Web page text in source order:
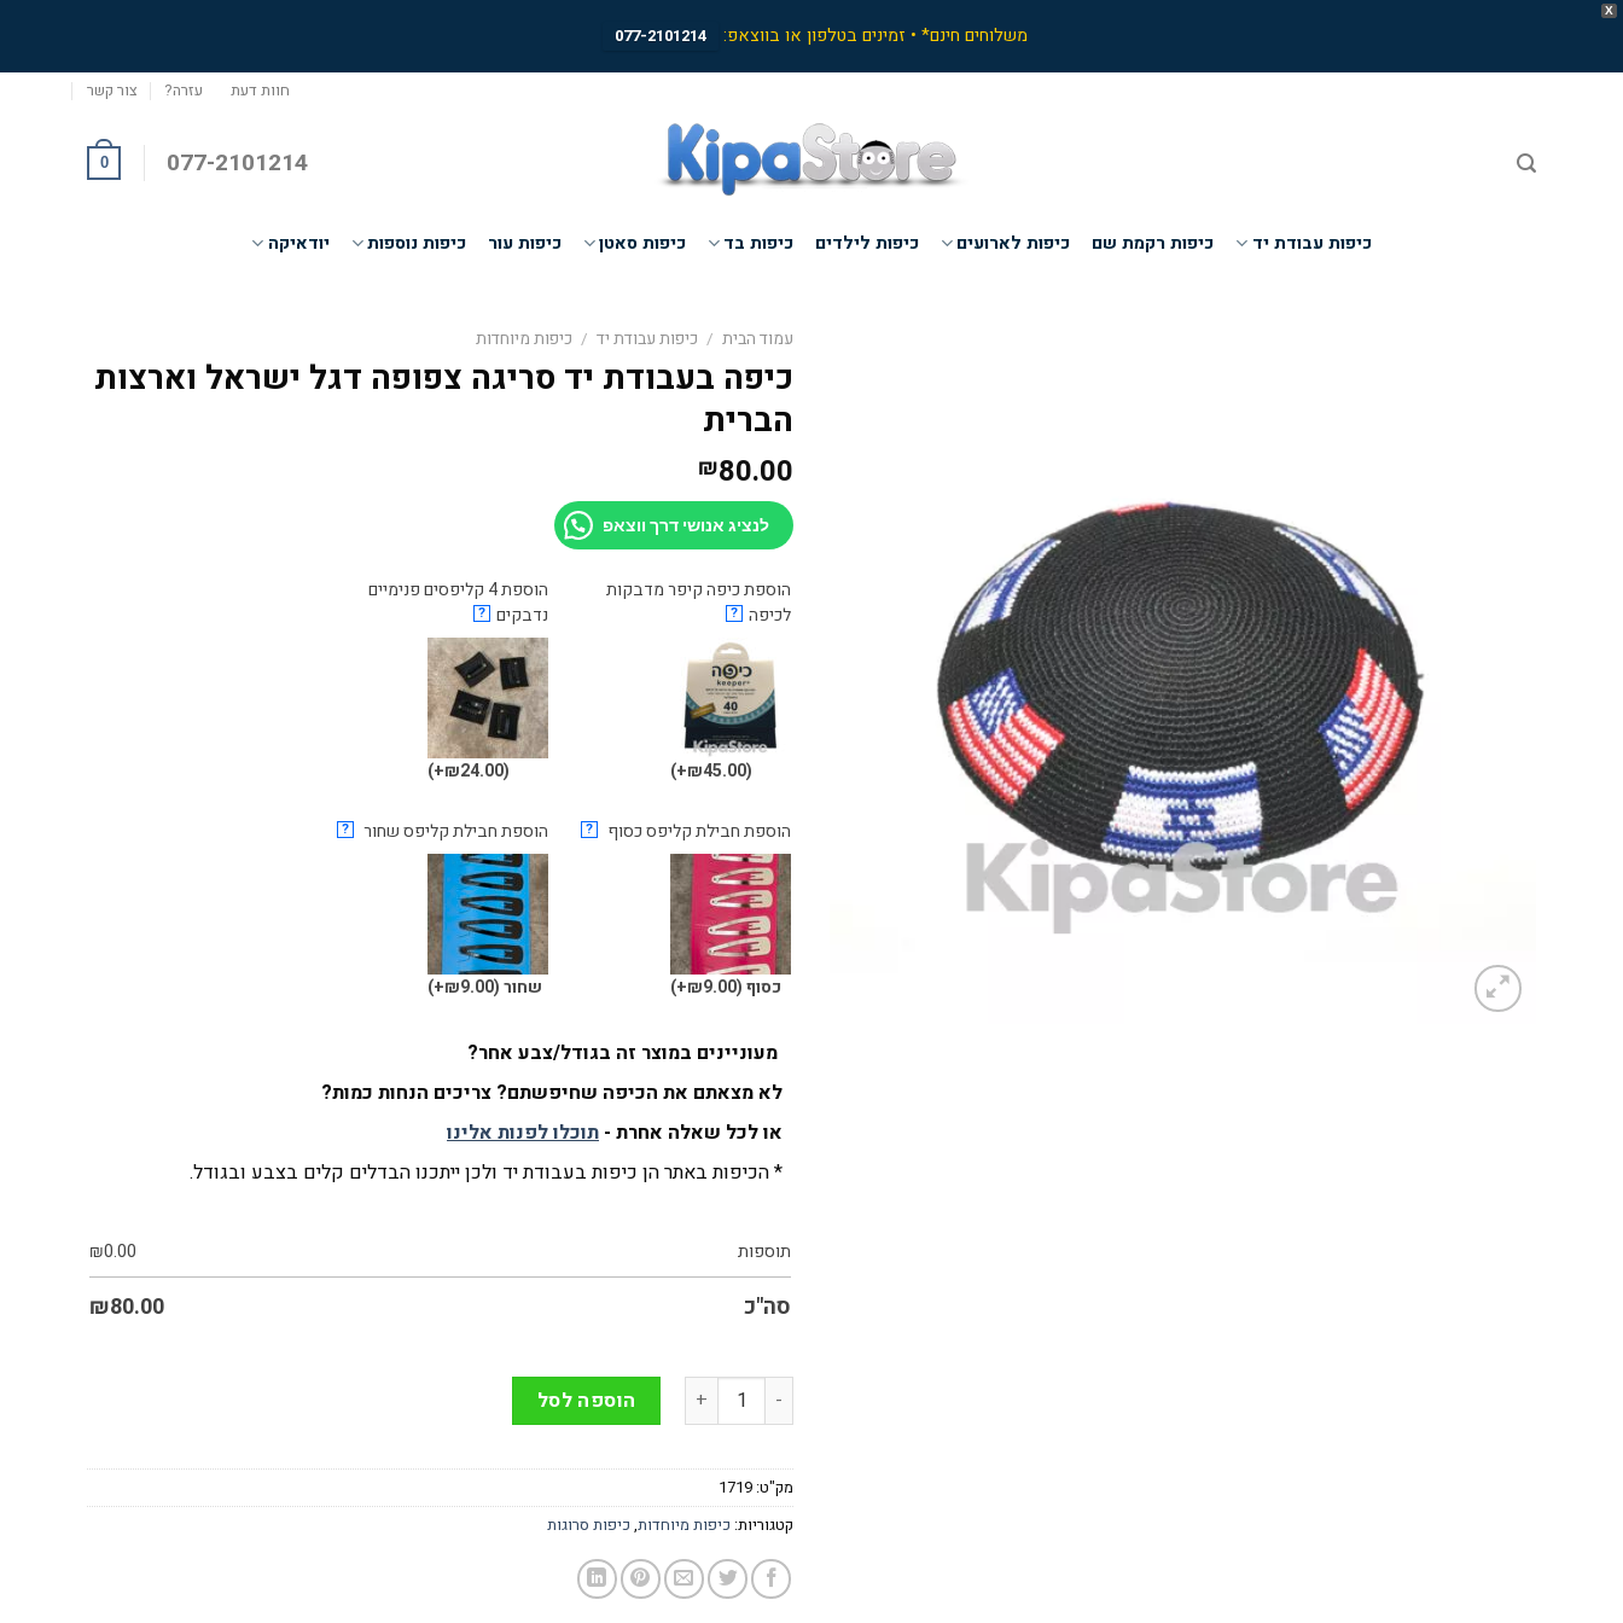
X
משלוחים חינם* • זמינים בטלפון או בווצאפ: 077-2101214
חוות דעת עזרה? צור קשר
077-2101214
0
כיפות עבודת יד כיפות רקמת שם כיפות לארועים כיפות לילדים כיפות בד כיפות סאטן כיפות עור כיפות נוספות יודאיקה
עמוד הבית / כיפות עבודת יד / כיפות מיוחדות
כיפה בעבודת יד סריגה צפופה דגל ישראל וארצות
הברית
₪80.00
לנציג אנושי דרך ווצאפ
הוספת כיפה קיפר מדבקות
לכיפה ?
(₪45.00+)
הוספת 4 קליפסים פנימיים
נדבקים ?
(₪24.00+)
הוספת חבילת קליפס כסוף ?
כסוף(₪9.00+)
הוספת חבילת קליפס שחור ?
שחור(₪9.00+)
מעוניינים במוצר זה בגודל/צבע אחר?
לא מצאתם את הכיפה שחיפשתם? צריכים הנחות כמות?
או לכל שאלה אחרת - תוכלו לפנות אלינו
* הכיפות באתר הן כיפות בעבודת יד ולכן ייתכנו הבדלים קלים בצבע ובגודל.
תוספות ₪0.00
סה"כ ₪80.00
כמות של כיפה בעבודת יד סריגה צפופה דגל ישראל וארצות הברית
הוספה לסל
מק"ט: 1719
קטגוריות: כיפות מיוחדות, כיפות סרוגות